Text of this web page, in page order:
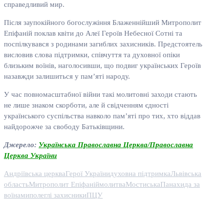
справедливий мир.
Після заупокійного богослужіння Блаженнійший Митрополит
Епіфаній поклав квіти до Алеї Героїв Небесної Сотні та
поспілкувався з родинами загиблих захисників. Предстоятель
висловив слова підтримки, співчуття та духовної опіки
близьким воїнів, наголосивши, що подвиг українських Героїв
назавжди залишиться у пам’яті народу.
У час повномасштабної війни такі молитовні заходи стають
не лише знаком скорботи, але й свідченням єдності
українського суспільства навколо пам’яті про тих, хто віддав
найдорожче за свободу Батьківщини.
Джерело: Українська Православна Церква/Православна
Церква України
Андріївська церкваГерої Українидуховна підтримкаЛьвівська
областьМитрополит ЕпіфаніймолитваМостиськаПанахида за
воїнамиполеглі захисникиПЦУ